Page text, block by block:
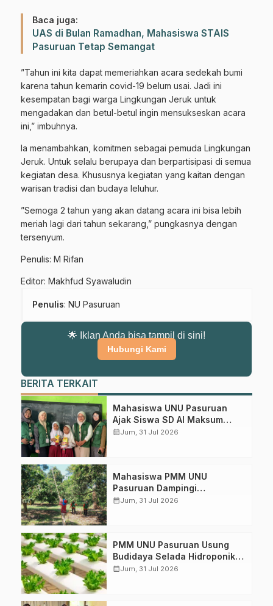
Gabung Channel WhatsApp NU
Pasuruan
Dapatkan info kegiatan, kajian, dan berita terbaru langsung dari
sumber resmi NU Pasuruan.
Join Sekarang
Baca juga:
UAS di Bulan Ramadhan, Mahasiswa STAIS
Pasuruan Tetap Semangat
”Tahun ini kita dapat memeriahkan acara sedekah bumi
karena tahun kemarin covid-19 belum usai. Jadi ini
kesempatan bagi warga Lingkungan Jeruk untuk
mengadakan dan betul-betul ingin mensukseskan acara
ini,” imbuhnya.
Ia menambahkan, komitmen sebagai pemuda Lingkungan
Jeruk. Untuk selalu berupaya dan berpartisipasi di semua
kegiatan desa. Khususnya kegiatan yang kaitan dengan
warisan tradisi dan budaya leluhur.
”Semoga 2 tahun yang akan datang acara ini bisa lebih
meriah lagi dari tahun sekarang,” pungkasnya dengan
tersenyum.
Penulis: M Rifan
Editor: Makhfud Syawaludin
Penulis: NU Pasuruan
🌟 Iklan Anda bisa tampil di sini!
Hubungi Kami
BERITA TERKAIT
Mahasiswa UNU Pasuruan
Ajak Siswa SD Al Maksum
Balunganyar Kuasai
calendar_monthJum, 31 Jul 2026
Mahasiswa PMM UNU
Pasuruan Dampingi
Perawatan Kebun Mangga di
calendar_monthJum, 31 Jul 2026
PMM UNU Pasuruan Usung
Budidaya Selada Hidroponik
Perkuat Ketahanan Pangan
calendar_monthJum, 31 Jul 2026